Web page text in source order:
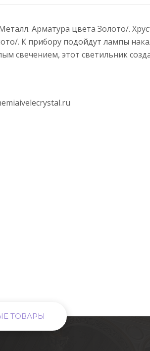
Арматура цвета Золото/.
. К прибору подойдут лампы
свечением, этот светильник
ТОВАРЫ